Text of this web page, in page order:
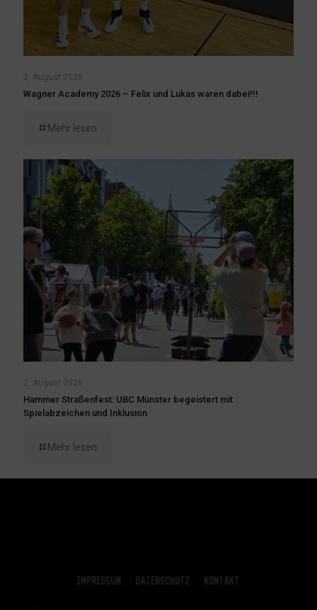
2. August 2026
Wagner Academy 2026 – Felix und Lukas waren dabei!!!
Mehr lesen
2. August 2026
Hammer Straßenfest: UBC Münster begeistert mit
Spielabzeichen und Inklusion
Mehr lesen
Impressum Datenschutz Kontakt